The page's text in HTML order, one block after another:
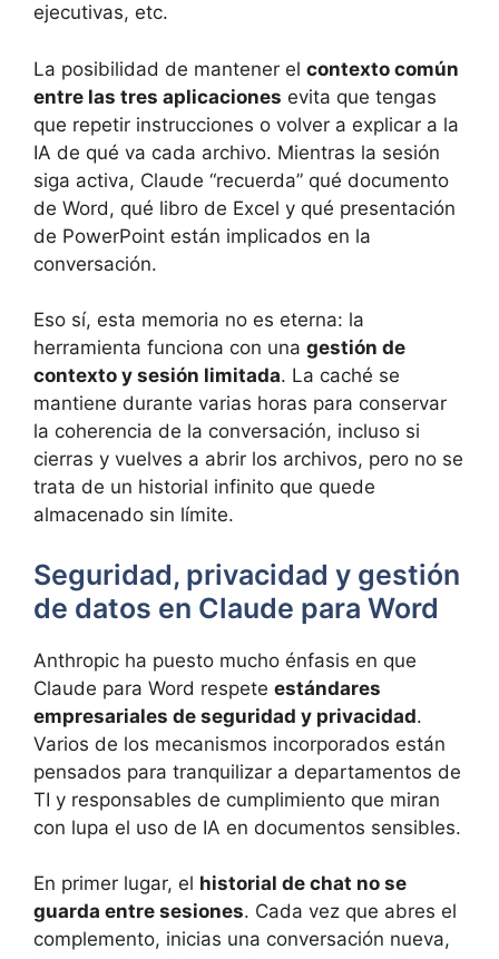
ejecutivas, etc.
La posibilidad de mantener el contexto común
entre las tres aplicaciones evita que tengas
que repetir instrucciones o volver a explicar a la
IA de qué va cada archivo. Mientras la sesión
siga activa, Claude “recuerda” qué documento
de Word, qué libro de Excel y qué presentación
de PowerPoint están implicados en la
conversación.
Eso sí, esta memoria no es eterna: la
herramienta funciona con una gestión de
contexto y sesión limitada. La caché se
mantiene durante varias horas para conservar
la coherencia de la conversación, incluso si
cierras y vuelves a abrir los archivos, pero no se
trata de un historial infinito que quede
almacenado sin límite.
Seguridad, privacidad y gestión
de datos en Claude para Word
Anthropic ha puesto mucho énfasis en que
Claude para Word respete estándares
empresariales de seguridad y privacidad.
Varios de los mecanismos incorporados están
pensados para tranquilizar a departamentos de
TI y responsables de cumplimiento que miran
con lupa el uso de IA en documentos sensibles.
En primer lugar, el historial de chat no se
guarda entre sesiones. Cada vez que abres el
complemento, inicias una conversación nueva,